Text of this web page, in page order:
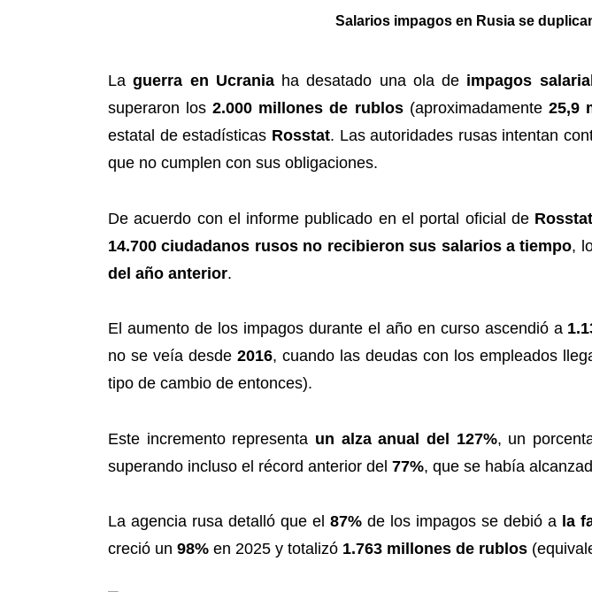
Salarios impagos en Rusia se
Laguerra en Ucraniaha desatado una ola de impagos
superaron los2.000 millones de rublos(aproximadamente 25,9
estatal de estadísticas Rosstat. Las autoridades rusas intentan
que no cumplen con sus obligaciones.
De acuerdo con el informe publicado en el portal oficial de Rosstat
14.700 ciudadanos rusos no recibieron sus salarios a tiempo,
del año anterior.
El aumento de los impagos durante el año en curso ascendió a
no se veía desde 2016, cuando las deudas con los empleados
tipo de cambio de entonces).
Este incremento representa un alza anual del 127%, un
superando incluso el récord anterior del 77%, que se había
La agencia rusa detalló que el 87% de los impagos se debió a la
creció un 98% en 2025 y totalizó 1.763 millones de rublos